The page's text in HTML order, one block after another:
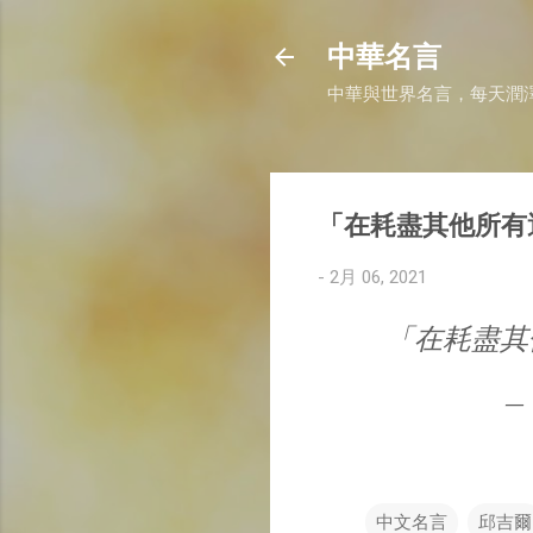
中華名言
中華與世界名言，每天潤
「在耗盡其他所
- 2月 06, 2021
「在耗盡
—
中文名言 邱吉爾